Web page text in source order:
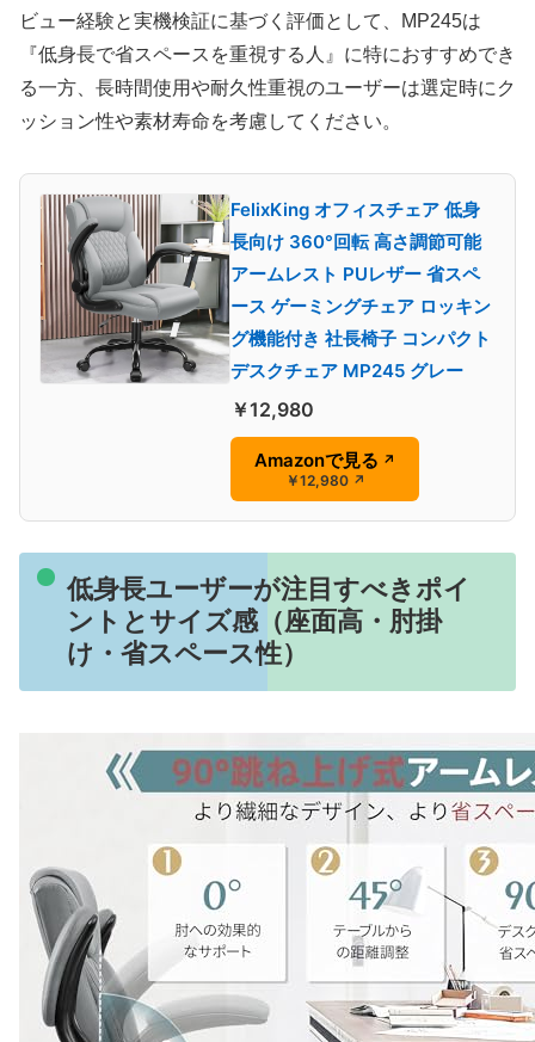
ビュー経験と実機検証に基づく評価として、MP245は
『低身長で省スペースを重視する人』に特におすすめでき
る一方、長時間使用や耐久性重視のユーザーは選定時にク
ッション性や素材寿命を考慮してください。
FelixKing オフィスチェア 低身
長向け 360°回転 高さ調節可能
アームレスト PUレザー 省スペ
ース ゲーミングチェア ロッキン
グ機能付き 社長椅子 コンパクト
デスクチェア MP245 グレー
￥12,980
Amazonで見る ↗
￥12,980 ↗
低身長ユーザーが注目すべきポイ
ントとサイズ感（座面高・肘掛
け・省スペース性）